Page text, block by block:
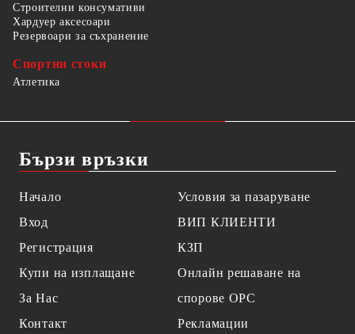
Строителни консумативи
Хардуер аксесоари
Резервоари за съхранение
Спортни стоки
Атлетика
Бързи връзки
Начало
Вход
Регистрация
Купи на изплащане
За Нас
Контакт
Условия за пазаруване
ВИП КЛИЕНТИ
КЗП
Онлайн решаване на
спорове OPC
Рекламации